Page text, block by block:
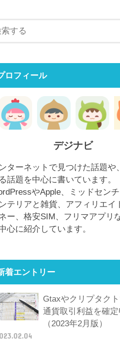
ロフィール
デジナビ
ターネットで見つけた話題や
話題を中心に書いています。
やApple、ミッドセン
テリアと雑貨、アフィリエイ
ー、格安SIM、フリマアプリ
心に紹介しています。
着エントリー
Gtaxやクリプタク
通貨取引利益を確
（2023年2月版）